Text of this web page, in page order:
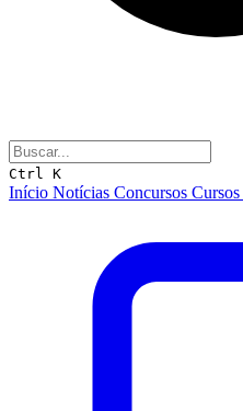
Ctrl K
Início Notícias Concursos Cursos